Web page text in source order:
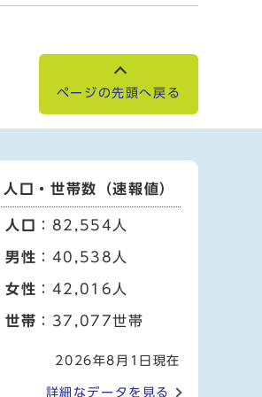
ページの先頭へ戻る
人口・世帯数（速報値）
人口 ：82,554人
男性 ：40,538人
女性 ：42,016人
世帯 ：37,077世帯
2026年8月1日現在
詳細なデータを見る